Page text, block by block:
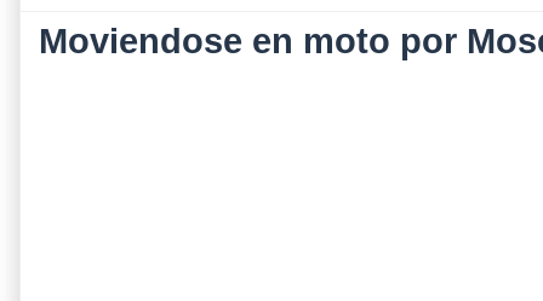
Moviendose en moto por